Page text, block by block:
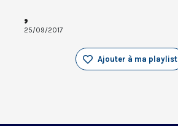
,
25/09/2017
Ajouter à ma playlist